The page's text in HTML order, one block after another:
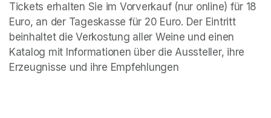
Tickets erhalten Sie im Vorverkauf (nur online) für 18
Euro, an der Tageskasse für 20 Euro. Der Eintritt
beinhaltet die Verkostung aller Weine und einen
Katalog mit Informationen über die Aussteller, ihre
Erzeugnisse und ihre Empfehlungen